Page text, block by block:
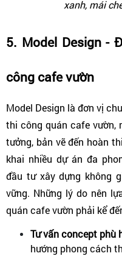
xanh, mái
5. Model Design -
công cafe vườn
Model Design là đơn vị
thi công quán cafe vườn,
tưởng, bản vẽ đến hoàn
khai nhiều dự án đa
đầu tư xây dựng không
vững. Những lý do nên
quán cafe vườn phải kể
Tư vấn concept phù
hướng phong cách